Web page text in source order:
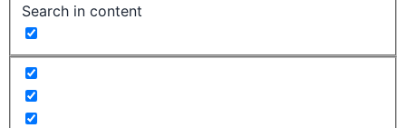
Search in content